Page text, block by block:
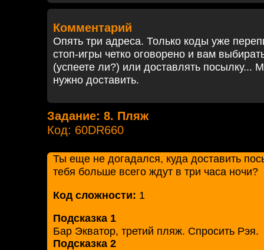
Комментарий
Опять три адреса. Только коды уже
стоп-игры четко оговорено и вам
(успеете ли?) или доставлять посылку...
нужно доставить.
Задание: 8. Пляж
Код: 60DR660
Ты еще не догадался, куда доставить
тебя больше всего ждут в три часа ночи?
Код сложности: 1
Подсказка 1
Бар Экватор, третий пляж. Спросить Рэя.
Подсказка 2